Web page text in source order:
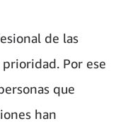
de las
Por ese
que
han